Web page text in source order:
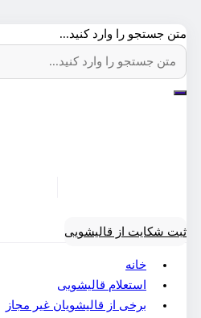
متن جستجو را وارد کنید...
ثبت شکایت از قالیشویی
خانه
استعلام قالیشویی
برخی از قالیشویان غیر مجاز